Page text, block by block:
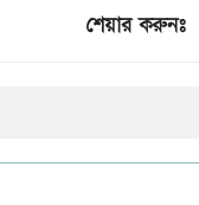
শেয়ার করুনঃ